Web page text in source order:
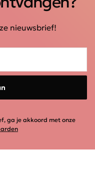
nieuwsbrief!
ga je akkoord met onze